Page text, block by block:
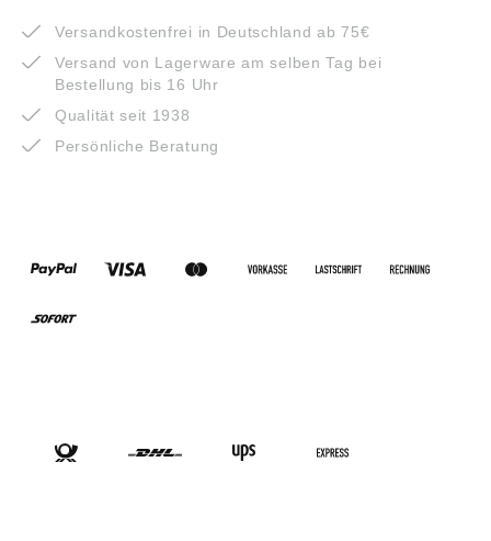
Versandkostenfrei in Deutschland ab 75€
Versand von Lagerware am selben Tag bei
Bestellung bis 16 Uhr
Qualität seit 1938
Persönliche Beratung